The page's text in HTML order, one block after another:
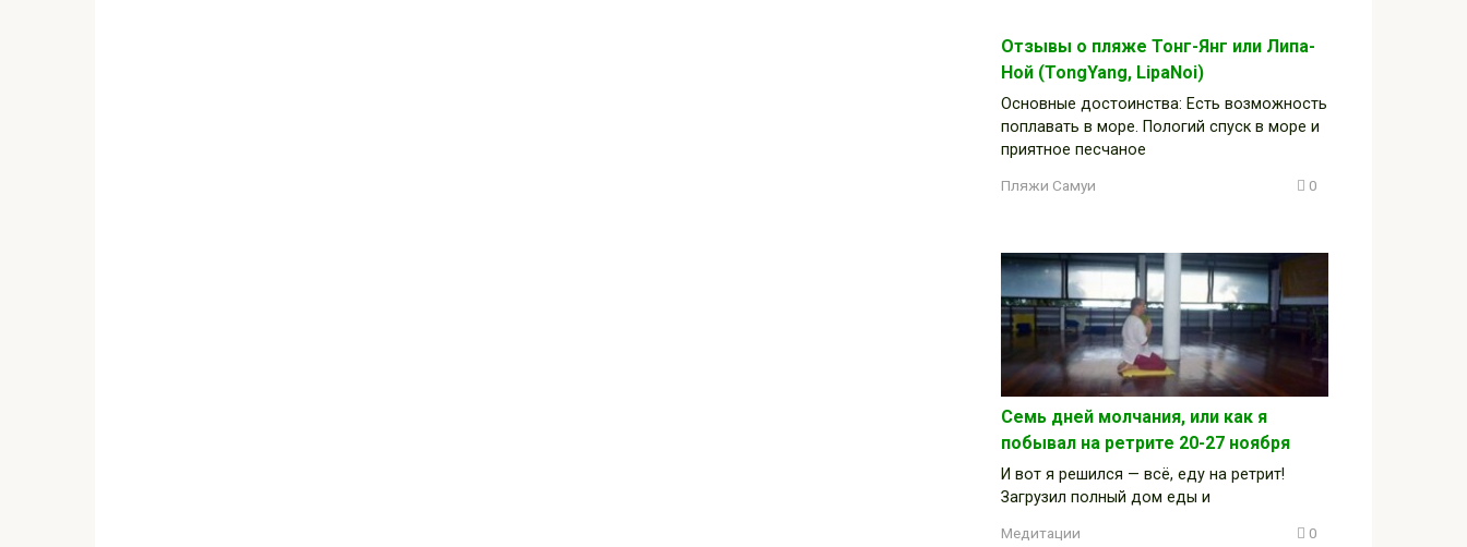
Отзывы о пляже Тонг-Янг или Липа-
Ной (TongYang, LipaNoi)
Основные достоинства: Есть возможность
поплавать в море. Пологий спуск в море и
приятное песчаное
Пляжи Самуи 0
Семь дней молчания, или как я
побывал на ретрите 20-27 ноября
И вот я решился — всё, еду на ретрит!
Загрузил полный дом еды и
Медитации 0